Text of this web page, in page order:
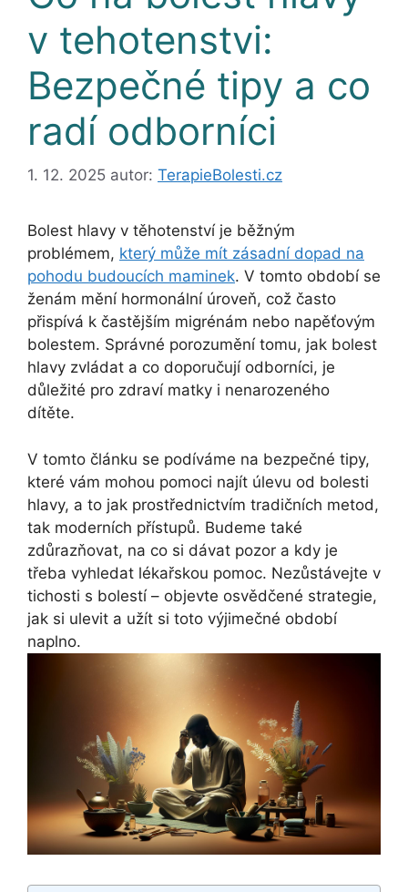
v tehotenstvi:
Bezpečné tipy a co
radí odborníci
1. 12. 2025 autor: TerapieBolesti.cz
Bolest hlavy v těhotenství je běžným
problémem, který může mít zásadní dopad na
pohodu budoucích maminek. V tomto období se
ženám mění hormonální úroveň, což často
přispívá k častějším migrénám nebo napěťovým
bolestem. Správné porozumění tomu, jak bolest
hlavy zvládat a co doporučují odborníci, je
důležité pro zdraví matky i nenarozeného
dítěte.
V tomto článku se podíváme na bezpečné tipy,
které vám mohou pomoci najít úlevu od bolesti
hlavy, a to jak prostřednictvím tradičních metod,
tak moderních přístupů. Budeme také
zdůrazňovat, na co si dávat pozor a kdy je
třeba vyhledat lékařskou pomoc. Nezůstávejte v
tichosti s bolestí – objevte osvědčené strategie,
jak si ulevit a užít si toto výjimečné období
naplno.